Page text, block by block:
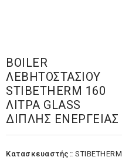
BOILER
ΛΕΒΗΤΟΣΤΑΣΙΟΥ
STIBETHERM 160
ΛΙΤΡΑ GLASS
ΔΙΠΛΗΣ ΕΝΕΡΓΕΙΑΣ
Κατασκευαστής:: STIBETHERM